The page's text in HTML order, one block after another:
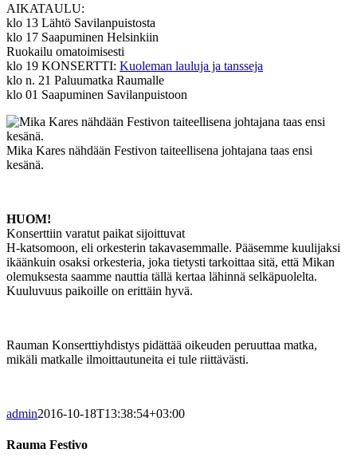
AIKATAULU:
klo 13 Lähtö Savilanpuistosta
klo 17 Saapuminen Helsinkiin
Ruokailu omatoimisesti
klo 19 KONSERTTI: Kuoleman lauluja ja tansseja
klo n. 21 Paluumatka Raumalle
klo 01 Saapuminen Savilanpuistoon
Mika Kares nähdään Festivon taiteellisena johtajana taas ensi
kesänä.
HUOM!
Konserttiin varatut paikat sijoittuvat
H-katsomoon, eli orkesterin takavasemmalle. Pääsemme kuulijaksi
ikäänkuin osaksi orkesteria, joka tietysti tarkoittaa sitä, että Mikan
olemuksesta saamme nauttia tällä kertaa lähinnä selkäpuolelta.
Kuuluvuus paikoille on erittäin hyvä.
Rauman Konserttiyhdistys pidättää oikeuden peruuttaa matka,
mikäli matkalle ilmoittautuneita ei tule riittävästi.
admin2016-10-18T13:38:54+03:00
Rauma Festivo